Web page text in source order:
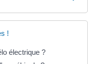
!
électrique ?